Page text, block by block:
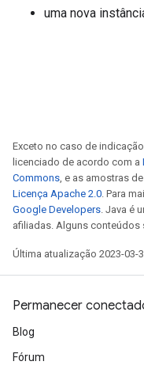
uma nova
Exceto no caso de
licenciado de acordo com a
Commons, e as amostras
Licença Apache 2.0. Para
Google Developers. Java é
afiliadas. Alguns conteúdos
Última atualização 2023-03-
Permanecer
Blog
Fórum